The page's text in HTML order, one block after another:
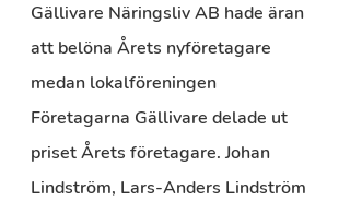
Gällivare Näringsliv AB hade äran
att belöna Årets nyföretagare
medan lokalföreningen
Företagarna Gällivare delade ut
priset Årets företagare. Johan
Lindström, Lars-Anders Lindström